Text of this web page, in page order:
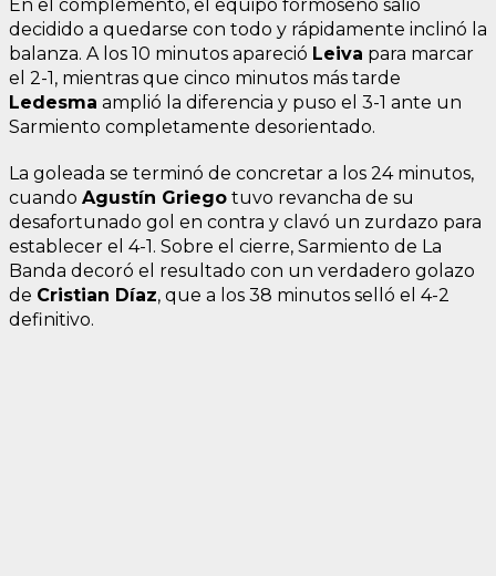
En el complemento, el equipo formoseño salió
decidido a quedarse con todo y rápidamente inclinó la
balanza. A los 10 minutos apareció Leiva para marcar
el 2-1, mientras que cinco minutos más tarde
Ledesma amplió la diferencia y puso el 3-1 ante un
Sarmiento completamente desorientado.
La goleada se terminó de concretar a los 24 minutos,
cuando Agustín Griego tuvo revancha de su
desafortunado gol en contra y clavó un zurdazo para
establecer el 4-1. Sobre el cierre, Sarmiento de La
Banda decoró el resultado con un verdadero golazo
de Cristian Díaz, que a los 38 minutos selló el 4-2
definitivo.